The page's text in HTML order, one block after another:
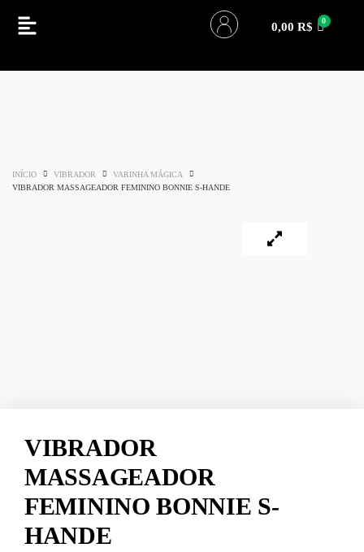
0,00R$
INÍCIO VIBRADOR
VARINHA MÁGICA
VIBRADOR MASSAGEADOR FEMININO BONNIE S-HANDE
VIBRADOR
MASSAGEADOR
FEMININO BONNIE S-
HANDE